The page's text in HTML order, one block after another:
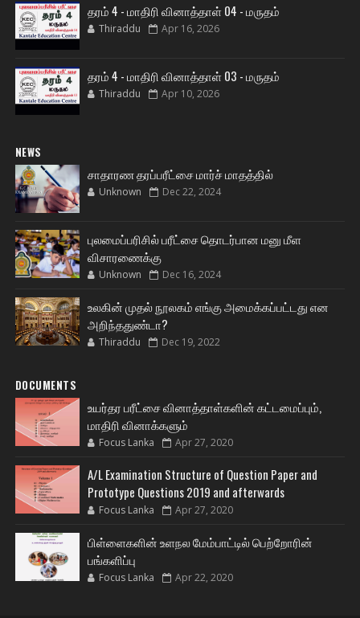
தரம் 4 - மாதிரி வினாத்தாள் 04 - மருதம்
Thiraddu Apr 16, 2026
தரம் 4 - மாதிரி வினாத்தாள் 03 - மருதம்
Thiraddu Apr 10, 2026
NEWS
சாதாரண தரப்பரீட்சை மார்ச் மாதத்தில்
Unknown Dec 22, 2024
புலமைப்பரிசில் பரீட்சை தொடர்பான மனு மீள
விசாரணைக்கு
Unknown Dec 16, 2024
உலகின் முதல் நூலகம் எங்கு அமைக்கப்பட்டது என
அறிந்ததுண்டா?
Thiraddu Dec 19, 2022
DOCUMENTS
உயர்தர பரீட்சை வினாத்தாள்களின் கட்டமைப்பும்,
மாதிரி வினாக்களும்
Focus Lanka Apr 27, 2020
A/L Examination Structure of Question Paper and
Prototype Questions 2019 and afterwards
Focus Lanka Apr 27, 2020
பிள்ளைகளின் உளநல மேம்பாட்டில் பெற்றோரின்
பங்களிப்பு
Focus Lanka Apr 22, 2020